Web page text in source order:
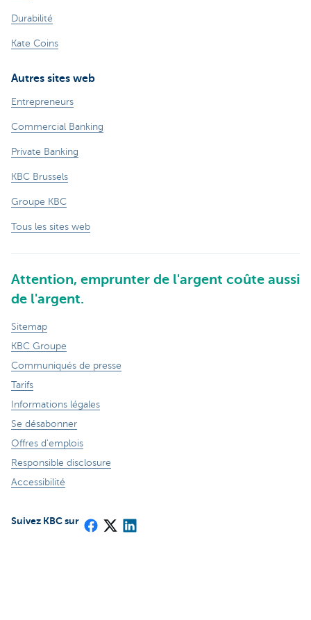
Durabilité
Kate Coins
Autres sites web
Entrepreneurs
Commercial Banking
Private Banking
KBC Brussels
Groupe KBC
Tous les sites web
Attention, emprunter de l'argent coûte aussi
de l'argent.
Sitemap
KBC Groupe
Communiqués de presse
Tarifs
Informations légales
Se désabonner
Offres d'emplois
Responsible disclosure
Accessibilité
Suivez KBC sur